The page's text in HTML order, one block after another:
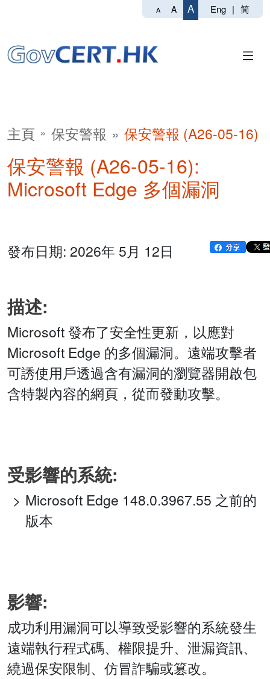
A A A Eng | 简
主頁 保安警報 保安警報 (A26-05-16)
保安警報 (A26-05-16):
Microsoft Edge 多個漏洞
發布日期: 2026年 5月 12日
描述:
Microsoft 發布了安全性更新，以應對
Microsoft Edge 的多個漏洞。遠端攻擊者
可誘使用戶透過含有漏洞的瀏覽器開啟包
含特製內容的網頁，從而發動攻擊。
受影響的系統:
Microsoft Edge 148.0.3967.55 之前的
版本
影響:
成功利用漏洞可以導致受影響的系統發生
遠端執行程式碼、權限提升、泄漏資訊、
繞過保安限制、仿冒詐騙或篡改。